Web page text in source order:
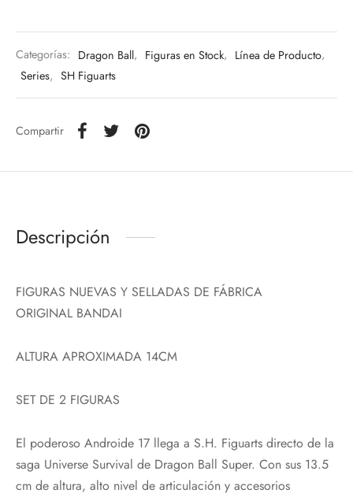
Categorías: Dragon Ball, Figuras en Stock, Línea de Producto,
Series, SH Figuarts
Compartir
Descripción
FIGURAS NUEVAS Y SELLADAS DE FÁBRICA
ORIGINAL BANDAI
ALTURA APROXIMADA 14CM
SET DE 2 FIGURAS
El poderoso Androide 17 llega a S.H. Figuarts directo de la
saga Universe Survival de Dragon Ball Super. Con sus 13.5
cm de altura, alto nivel de articulación y accesorios